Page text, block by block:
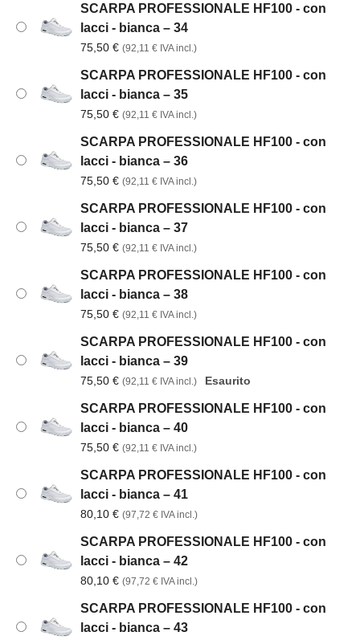
SCARPA PROFESSIONALE HF100 - con
lacci - bianca – 34
75,50 € (92,11 € IVA incl.)
SCARPA PROFESSIONALE HF100 - con
lacci - bianca – 35
75,50 € (92,11 € IVA incl.)
SCARPA PROFESSIONALE HF100 - con
lacci - bianca – 36
75,50 € (92,11 € IVA incl.)
SCARPA PROFESSIONALE HF100 - con
lacci - bianca – 37
75,50 € (92,11 € IVA incl.)
SCARPA PROFESSIONALE HF100 - con
lacci - bianca – 38
75,50 € (92,11 € IVA incl.)
SCARPA PROFESSIONALE HF100 - con
lacci - bianca – 39
75,50 € (92,11 € IVA incl.) Esaurito
SCARPA PROFESSIONALE HF100 - con
lacci - bianca – 40
75,50 € (92,11 € IVA incl.)
SCARPA PROFESSIONALE HF100 - con
lacci - bianca – 41
80,10 € (97,72 € IVA incl.)
SCARPA PROFESSIONALE HF100 - con
lacci - bianca – 42
80,10 € (97,72 € IVA incl.)
SCARPA PROFESSIONALE HF100 - con
lacci - bianca – 43